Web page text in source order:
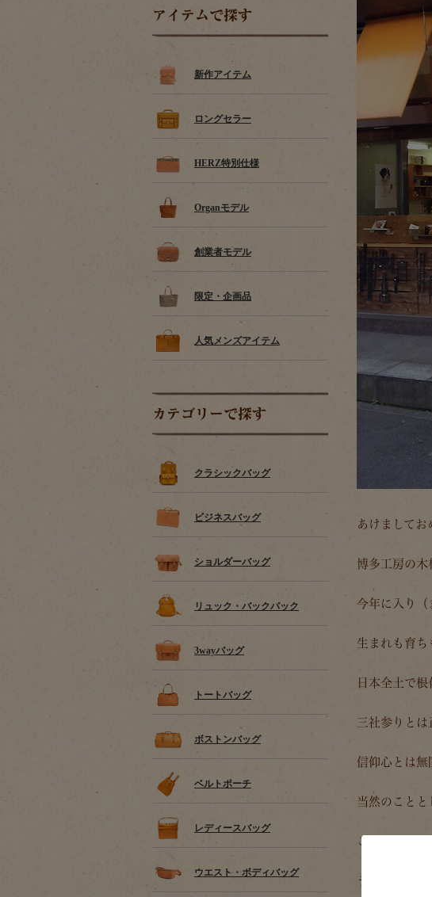
アイテムで探す
新作アイテム
ロングセラー
HERZ特別仕様
Organモデル
創業者モデル
限定・企画品
人気メンズアイテム
カテゴリーで探す
クラシックバッグ
ビジネスバッグ
ショルダーバッグ
リュック・バックパック
3wayバッグ
トートバッグ
ボストンバッグ
ベルトポーチ
レディースバッグ
ウエスト・ボディバッグ
あけましてお
博多工房の木
今年に入り（
生まれも育
日本全土で
三社参りとは
信仰心とは無
当然のことと
この習慣は
ラジオで知っ